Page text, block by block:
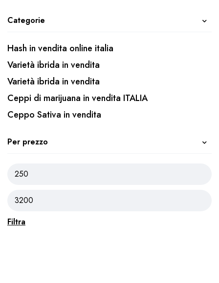
Categorie
Hash in vendita online italia
Varietà ibrida in vendita
Varietà ibrida in vendita
Ceppi di marijuana in vendita ITALIA
Ceppo Sativa in vendita
Per prezzo
Filtra